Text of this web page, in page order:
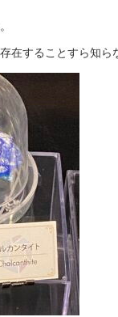
在することすら知ら